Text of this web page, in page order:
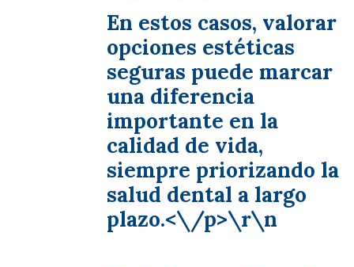
En estos casos, valorar
opciones estéticas
seguras puede marcar
una diferencia
importante en la
calidad de vida,
siempre priorizando la
salud dental a largo
plazo.<\/p>\r\n